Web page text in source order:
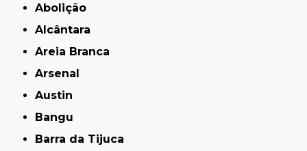
Abolição
Alcântara
Areia Branca
Arsenal
Austin
Bangu
Barra da Tijuca